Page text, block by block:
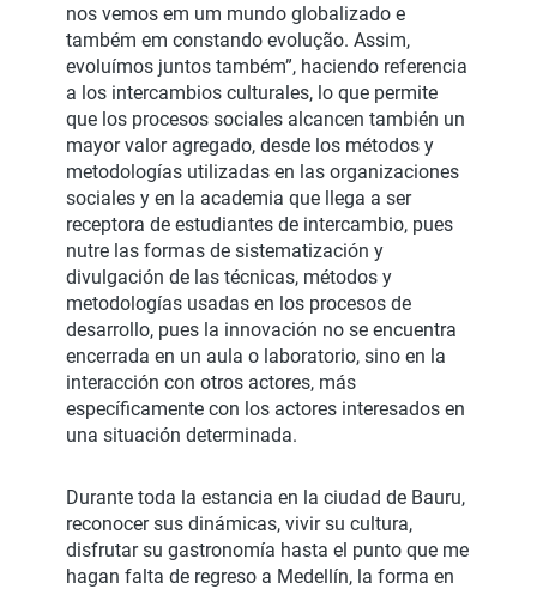
nos vemos em um mundo globalizado e
também em constando evolução. Assim,
evoluímos juntos também”, haciendo referencia
a los intercambios culturales, lo que permite
que los procesos sociales alcancen también un
mayor valor agregado, desde los métodos y
metodologías utilizadas en las organizaciones
sociales y en la academia que llega a ser
receptora de estudiantes de intercambio, pues
nutre las formas de sistematización y
divulgación de las técnicas, métodos y
metodologías usadas en los procesos de
desarrollo, pues la innovación no se encuentra
encerrada en un aula o laboratorio, sino en la
interacción con otros actores, más
específicamente con los actores interesados en
una situación determinada.
Durante toda la estancia en la ciudad de Bauru,
reconocer sus dinámicas, vivir su cultura,
disfrutar su gastronomía hasta el punto que me
hagan falta de regreso a Medellín, la forma en